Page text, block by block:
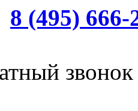
8 (495)
звонок